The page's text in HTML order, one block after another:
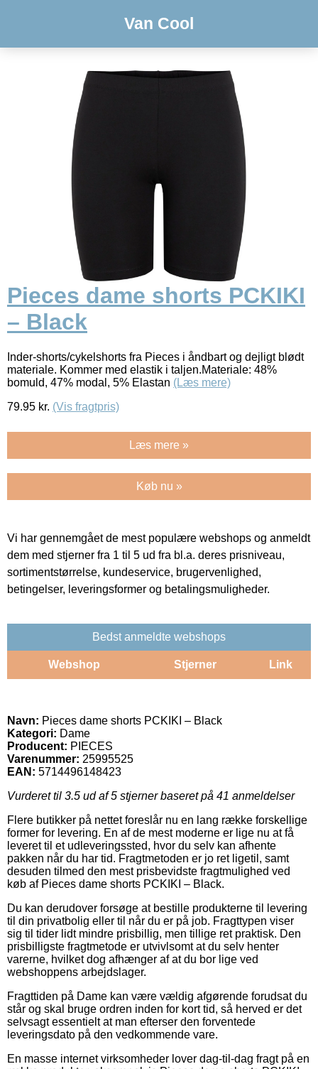
Van Cool
Pieces dame shorts PCKIKI
– Black
Inder-shorts/cykelshorts fra Pieces i åndbart og dejligt blødt
materiale. Kommer med elastik i taljen.Materiale: 48%
bomuld, 47% modal, 5% Elastan (Læs mere)
79.95 kr. (Vis fragtpris)
Læs mere »
Køb nu »
Vi har gennemgået de mest populære webshops og anmeldt
dem med stjerner fra 1 til 5 ud fra bl.a. deres prisniveau,
sortimentstørrelse, kundeservice, brugervenlighed,
betingelser, leveringsformer og betalingsmuligheder.
Bedst anmeldte webshops
Webshop Stjerner Link
Navn: Pieces dame shorts PCKIKI – Black
Kategori: Dame
Producent: PIECES
Varenummer: 25995525
EAN: 5714496148423
Vurderet til 3.5 ud af 5 stjerner baseret på 41 anmeldelser
Flere butikker på nettet foreslår nu en lang række forskellige
former for levering. En af de mest moderne er lige nu at få
leveret til et udleveringssted, hvor du selv kan afhente
pakken når du har tid. Fragtmetoden er jo ret ligetil, samt
desuden tilmed den mest prisbevidste fragtmulighed ved
køb af Pieces dame shorts PCKIKI – Black.
Du kan derudover forsøge at bestille produkterne til levering
til din privatbolig eller til når du er på job. Fragttypen viser
sig til tider lidt mindre prisbillig, men tillige ret praktisk. Den
prisbilligste fragtmetode er utvivlsomt at du selv henter
varerne, hvilket dog afhænger af at du bor lige ved
webshoppens arbejdslager.
Fragttiden på Dame kan være vældig afgørende forudsat du
står og skal bruge ordren inden for kort tid, så herved er det
selvsagt essentielt at man efterser den forventede
leveringsdato på den vedkommende vare.
En masse internet virksomheder lover dag-til-dag fragt på en